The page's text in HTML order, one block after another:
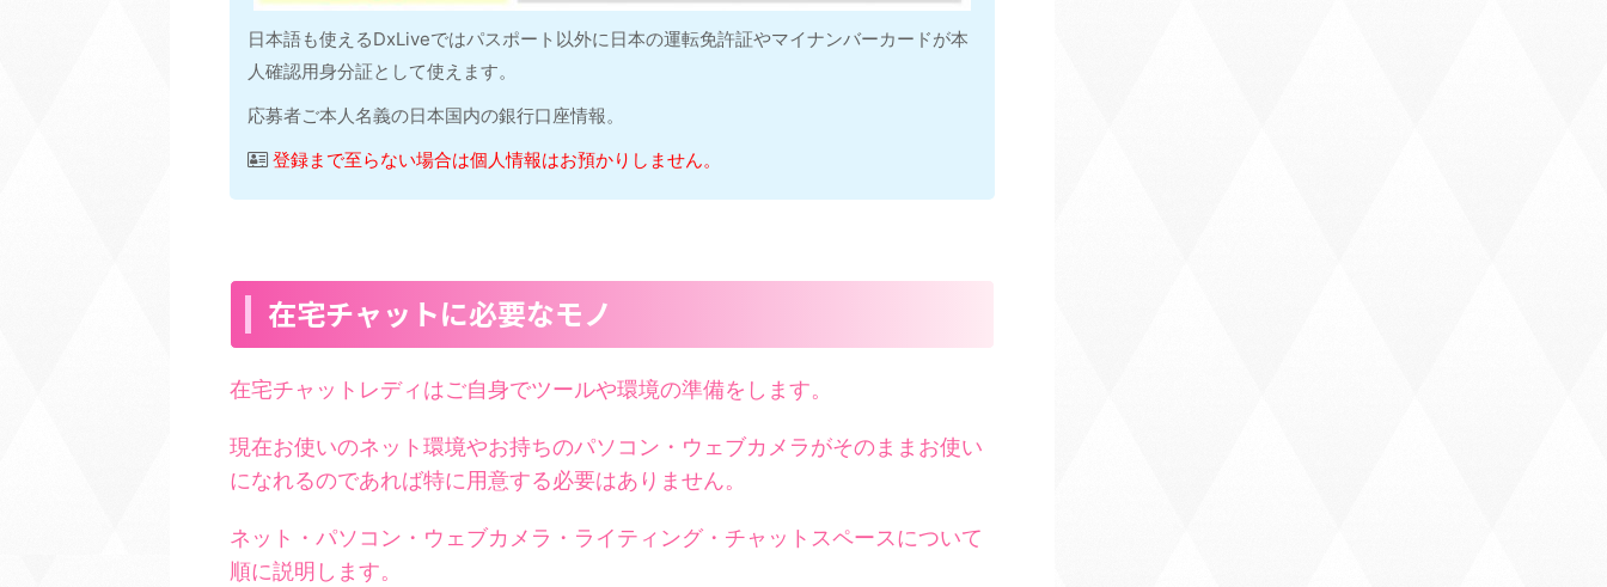
日本語も使えるDxLiveではパスポート以外に日本の運転免許証やマイナンバーカードが本
人確認用身分証として使えます。
応募者ご本人名義の日本国内の銀行口座情報。
登録まで至らない場合は個人情報はお預かりしません。
在宅チャットに必要なモノ
在宅チャットレディはご自身でツールや環境の準備をします。
現在お使いのネット環境やお持ちのパソコン・ウェブカメラがそのままお使い
になれるのであれば特に用意する必要はありません。
ネット・パソコン・ウェブカメラ・ライティング・チャットスペースについて
順に説明します。